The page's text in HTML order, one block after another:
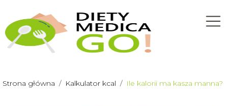
Strona główna / Kalkulator kcal / Ile kalorii ma kasza manna?